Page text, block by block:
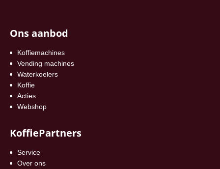
Ons aanbod
Koffiemachines
Vending machines
Waterkoelers
Koffie
Acties
Webshop
KoffiePartners
Service
Over ons